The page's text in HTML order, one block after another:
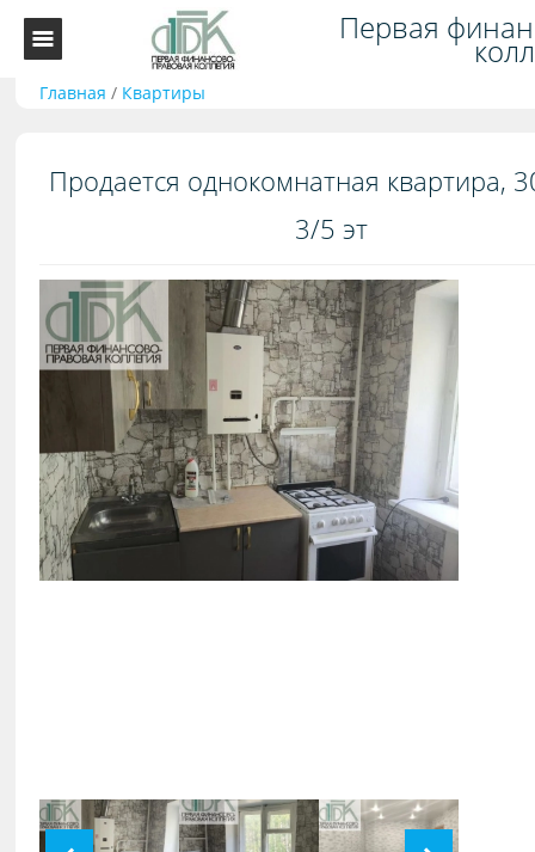
Первая
Главная / Квартиры
Продается однокомнатная квартира,
3/5 эт